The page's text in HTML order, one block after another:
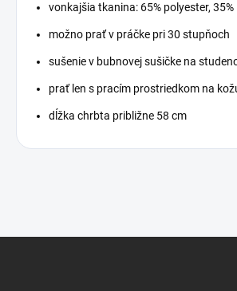
vonkajšia tkanina: 65% polyester, 35%
možno prať v práčke pri 30 stupňoch
sušenie v bubnovej sušičke na
prať len s pracím prostriedkom na
dĺžka chrbta približne 58 cm